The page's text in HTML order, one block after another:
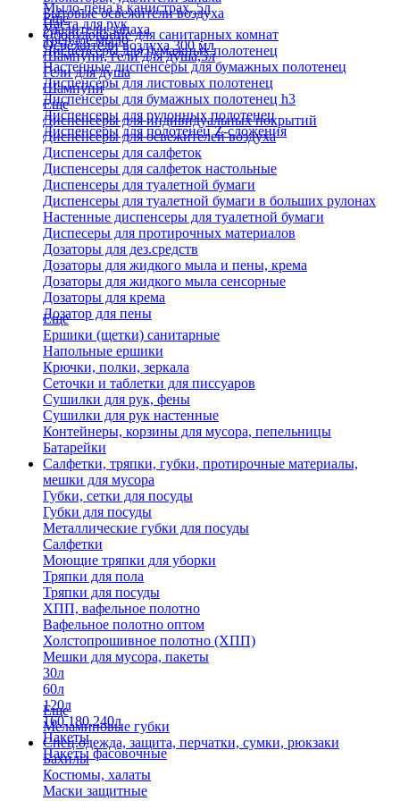
Мыло-пена в канистрах, 5л
Паста для рук
Твердое мыло
Шампуни, гели для душа,5л
Гели для душа
Шампуни
Бытовые освежители воздуха
Удалители запаха
Освежители воздуха 300 мл
Еще
Оборудование для санитарных комнат
Диспенсеры для бумажных полотенец
Настенные диспенсеры для бумажных полотенец
Диспенсеры для листовых полотенец
Диспенсеры для бумажных полотенец h3
Диспенсеры для рулонных полотенец
Диспенсеры для полотенец Z-сложения
Еще
Диспенсеры для индивидуальных покрытий
Диспенсеры для освежителей воздуха
Диспенсеры для салфеток
Диспенсеры для салфеток настольные
Диспенсеры для туалетной бумаги
Диспенсеры для туалетной бумаги в больших рулонах
Настенные диспенсеры для туалетной бумаги
Диспесеры для протирочных материалов
Дозаторы для дез.средств
Дозаторы для жидкого мыла и пены, крема
Дозаторы для жидкого мыла сенсорные
Дозаторы для крема
Дозатор для пены
Еще
Ершики (щетки) санитарные
Напольные ершики
Крючки, полки, зеркала
Сеточки и таблетки для писсуаров
Сушилки для рук, фены
Сушилки для рук настенные
Контейнеры, корзины для мусора, пепельницы
Батарейки
Салфетки, тряпки, губки, протирочные материалы,
мешки для мусора
Губки, сетки для посуды
Губки для посуды
Металлические губки для посуды
Салфетки
Моющие тряпки для уборки
Тряпки для пола
Тряпки для посуды
ХПП, вафельное полотно
Вафельное полотно оптом
Холстопрошивное полотно (ХПП)
Мешки для мусора, пакеты
30л
60л
120л
160,180,240л
Пакеты
Пакеты фасовочные
Еще
Меламиновые губки
Спец.одежда, защита, перчатки, сумки, рюкзаки
Бахилы
Костюмы, халаты
Маски защитные